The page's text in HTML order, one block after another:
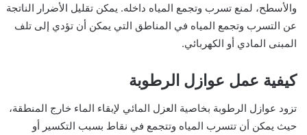
والأسطح، لمنع تسرب وتجمع المياه داخله. يمكن تقليل الأضرار الناتجة
عن التسرب وتجمع المياه في المناطق التي يمكن أن تؤدي إلى تلف
المبنى المادي أو الكهربائي.
كيفية عمل عوازل الرطوبة
تزود عوازل الرطوبة بخاصية العزل المائي لإبقاء الماء خارج المنطقة،
حيث يمكن أن تتسرب المياه وتتجمع في نقاط بسبب التكسير أو